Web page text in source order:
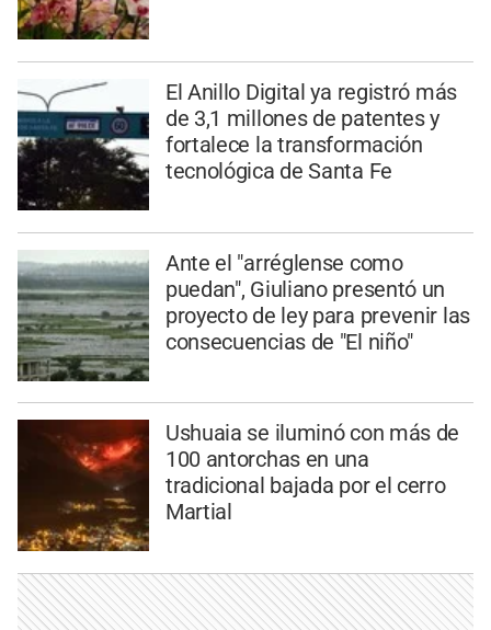
El Anillo Digital ya registró más
de 3,1 millones de patentes y
fortalece la transformación
tecnológica de Santa Fe
Ante el "arréglense como
puedan", Giuliano presentó un
proyecto de ley para prevenir las
consecuencias de "El niño"
Ushuaia se iluminó con más de
100 antorchas en una
tradicional bajada por el cerro
Martial